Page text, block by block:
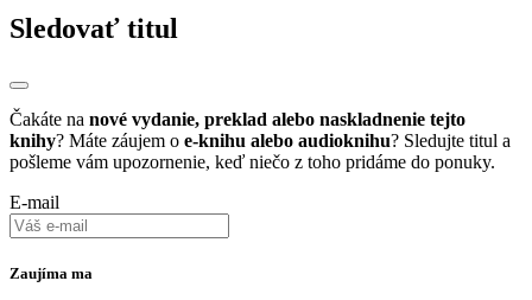
Sledovať titul
Čakáte na nové vydanie, preklad alebo naskladnenie tejto
knihy? Máte záujem o e-knihu alebo audioknihu? Sledujte titul a
pošleme vám upozornenie, keď niečo z toho pridáme do ponuky.
E-mail
Zaujíma ma